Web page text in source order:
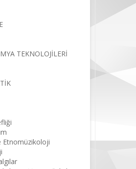
TEKNOLOJİLERİ
Etnomüzikoloji